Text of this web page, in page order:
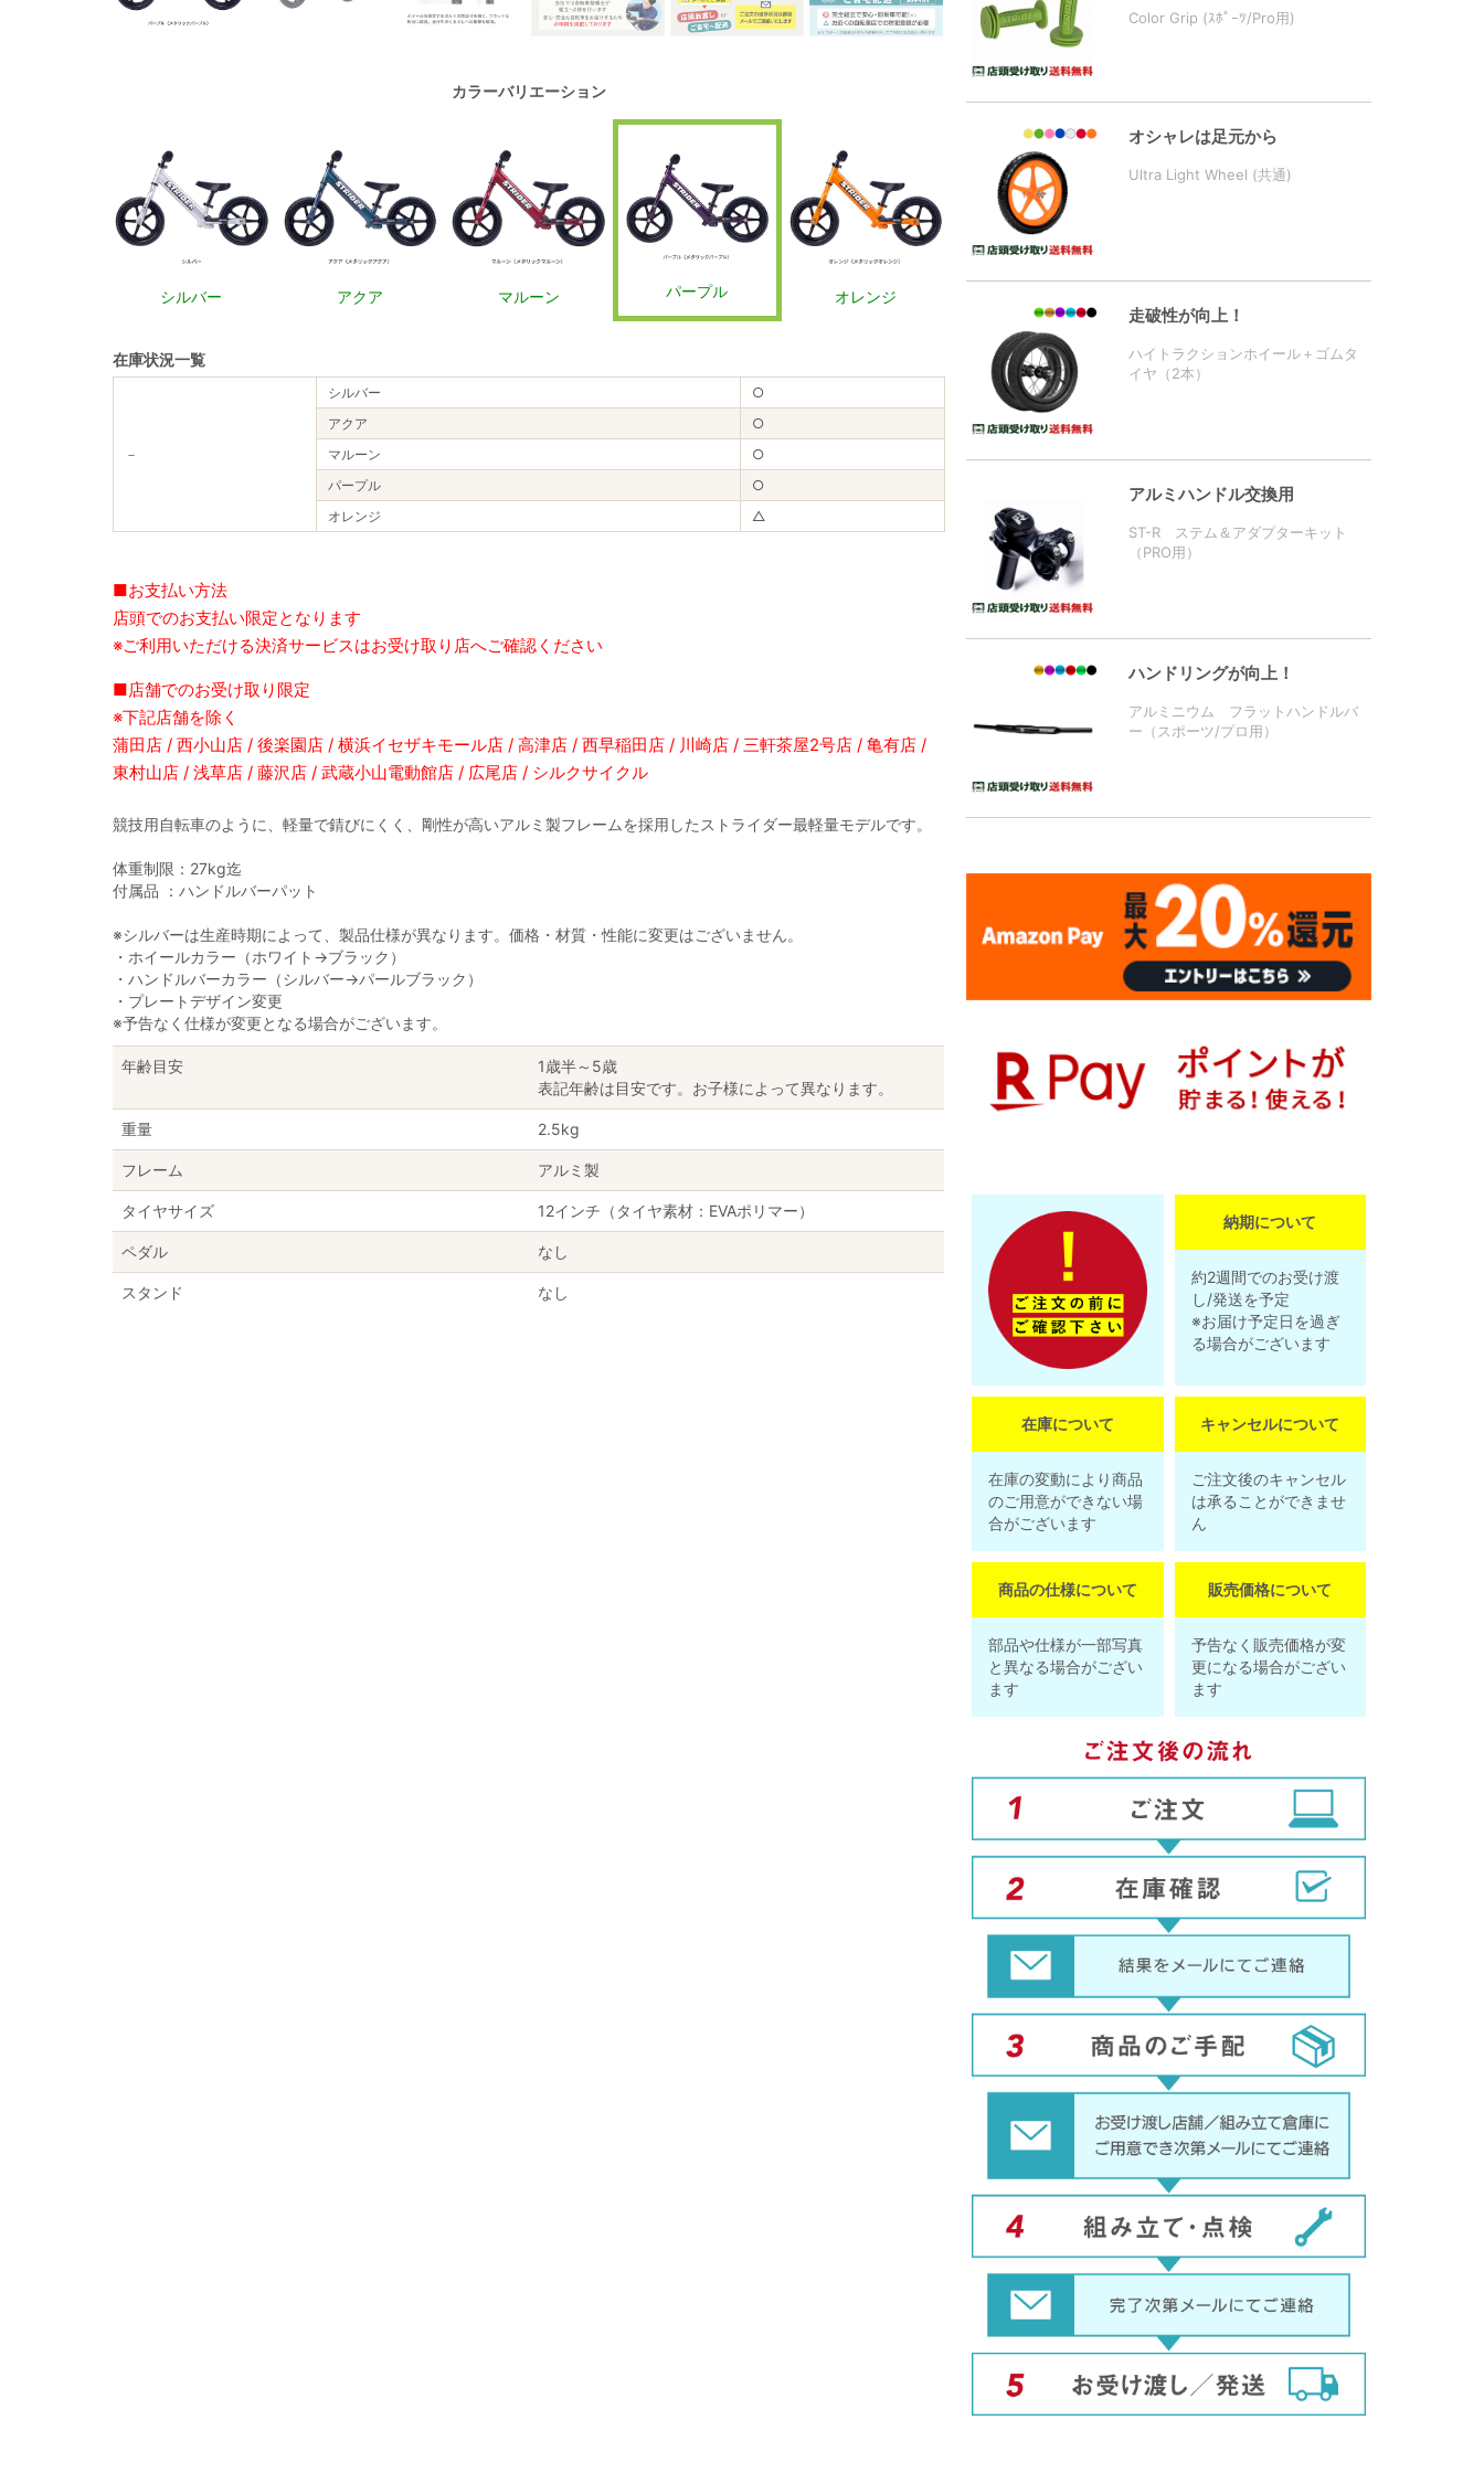
カラーバリエーション
シルバー アクア マルーン パープル オレンジ
在庫状況一覧
－
シルバー
○
アクア
○
マルーン
○
パープル
○
オレンジ
△
■お支払い方法
店頭でのお支払い限定となります
※ご利用いただける決済サービスはお受け取り店へご確認ください
■店舗でのお受け取り限定
※下記店舗を除く
蒲田店 / 西小山店 / 後楽園店 / 横浜イセザキモール店 / 高津店 / 西早稲田店 / 川崎店 / 三軒茶屋2号店 / 亀有店 /
東村山店 / 浅草店 / 藤沢店 / 武蔵小山電動館店 / 広尾店 / シルクサイクル
競技用自転車のように、軽量で錆びにくく、剛性が高いアルミ製フレームを採用したストライダー最軽量モデルです。
体重制限：27kg迄
付属品 ：ハンドルバーパット
※シルバーは生産時期によって、製品仕様が異なります。価格・材質・性能に変更はございません。
・ホイールカラー（ホワイト→ブラック）
・ハンドルバーカラー（シルバー→パールブラック）
・プレートデザイン変更
※予告なく仕様が変更となる場合がございます。
年齢目安
1歳半～5歳
表記年齢は目安です。お子様によって異なります。
重量 2.5kg
フレーム アルミ製
タイヤサイズ 12インチ（タイヤ素材：EVAポリマー）
ペダル なし
スタンド なし
Color Grip (ｽﾎﾟｰﾂ/Pro用)
オシャレは足元から
Ultra Light Wheel (共通)
走破性が向上！
ハイトラクションホイール＋ゴムタ
イヤ（2本）
アルミハンドル交換用
ST-R ステム＆アダプターキット
（PRO用）
ハンドリングが向上！
アルミニウム フラットハンドルバ
ー（スポーツ/プロ用）
納期について
約2週間でのお受け渡
し/発送を予定
※お届け予定日を過ぎ
る場合がございます
在庫について
在庫の変動により商品
のご用意ができない場
合がございます
キャンセルについて
ご注文後のキャンセル
は承ることができませ
ん
商品の仕様について
部品や仕様が一部写真
と異なる場合がござい
ます
販売価格について
予告なく販売価格が変
更になる場合がござい
ます